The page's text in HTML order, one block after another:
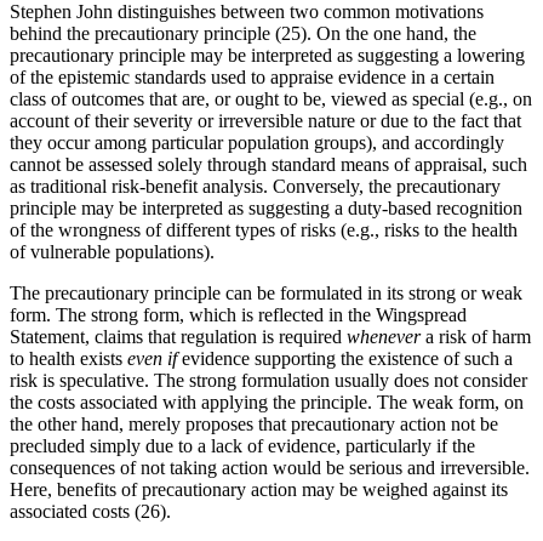
Stephen John distinguishes between two common motivations
behind the precautionary principle (25). On the one hand, the
precautionary principle may be interpreted as suggesting a lowering
of the epistemic standards used to appraise evidence in a certain
class of outcomes that are, or ought to be, viewed as special (e.g., on
account of their severity or irreversible nature or due to the fact that
they occur among particular population groups), and accordingly
cannot be assessed solely through standard means of appraisal, such
as traditional risk-benefit analysis. Conversely, the precautionary
principle may be interpreted as suggesting a duty-based recognition
of the wrongness of different types of risks (e.g., risks to the health
of vulnerable populations).
The precautionary principle can be formulated in its strong or weak
form. The strong form, which is reflected in the Wingspread
Statement, claims that regulation is required whenevera risk of harm
to health exists even ifevidence supporting the existence of such a
risk is speculative. The strong formulation usually does not consider
the costs associated with applying the principle. The weak form, on
the other hand, merely proposes that precautionary action not be
precluded simply due to a lack of evidence, particularly if the
consequences of not taking action would be serious and irreversible.
Here, benefits of precautionary action may be weighed against its
associated costs (26).